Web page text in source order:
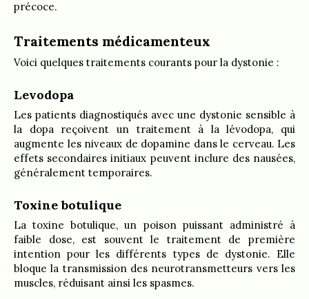
précoce.
Traitements médicamenteux
Voici quelques traitements courants pour la dystonie :
Levodopa
Les patients diagnostiqués avec une dystonie sensible à
la dopa reçoivent un traitement à la lévodopa, qui
augmente les niveaux de dopamine dans le cerveau. Les
effets secondaires initiaux peuvent inclure des nausées,
généralement temporaires.
Toxine botulique
La toxine botulique, un poison puissant administré à
faible dose, est souvent le traitement de première
intention pour les différents types de dystonie. Elle
bloque la transmission des neurotransmetteurs vers les
muscles, réduisant ainsi les spasmes.